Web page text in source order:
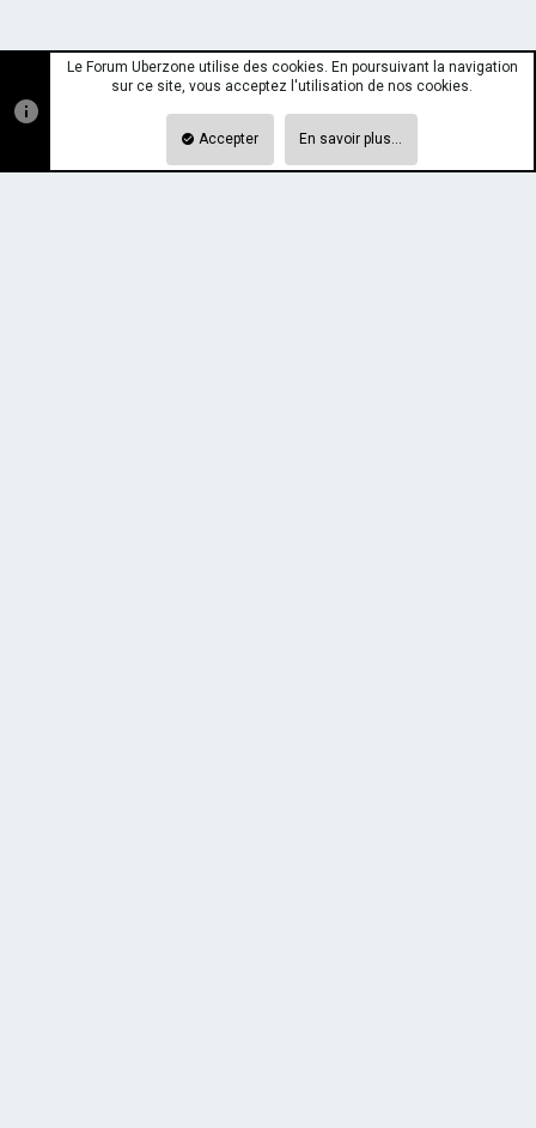
Le Forum Uberzone utilise des cookies. En poursuivant la navigation
sur ce site, vous acceptez l'utilisation de nos cookies.
Accepter En savoir plus…